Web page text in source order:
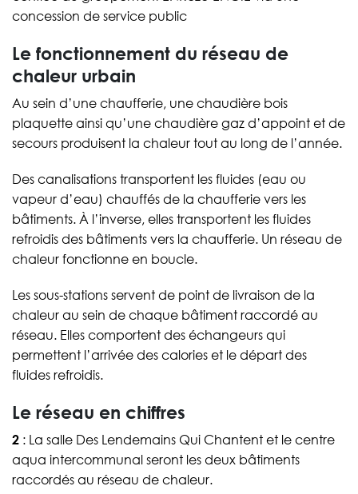
concession de service public
Le fonctionnement du réseau de
chaleur urbain
Au sein d’une chaufferie, une chaudière bois
plaquette ainsi qu’une chaudière gaz d’appoint et de
secours produisent la chaleur tout au long de l’année.
Des canalisations transportent les fluides (eau ou
vapeur d’eau) chauffés de la chaufferie vers les
bâtiments. À l’inverse, elles transportent les fluides
refroidis des bâtiments vers la chaufferie. Un réseau de
chaleur fonctionne en boucle.
Les sous-stations servent de point de livraison de la
chaleur au sein de chaque bâtiment raccordé au
réseau. Elles comportent des échangeurs qui
permettent l’arrivée des calories et le départ des
fluides refroidis.
Le réseau en chiffres
2 : La salle Des Lendemains Qui Chantent et le centre
aqua intercommunal seront les deux bâtiments
raccordés au réseau de chaleur.